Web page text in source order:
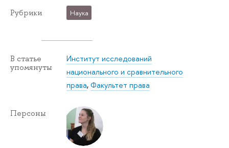
Рубрики Наука
В статье
упомянуты
Институт исследований
национального и сравнительного
права,Факультет права
Персоны